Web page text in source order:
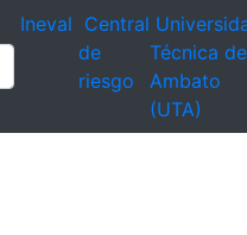
Ineval Central
de
riesgo
Técnica de
Ambato
(UTA)